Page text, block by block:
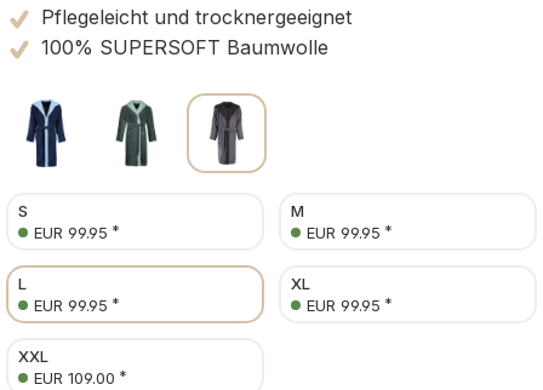
Pflegeleicht und trocknergeeignet
100% SUPERSOFT Baumwolle
S
EUR 99.95 *
M
EUR 99.95 *
L
EUR 99.95 *
XL
EUR 99.95 *
XXL
EUR 109.00 *